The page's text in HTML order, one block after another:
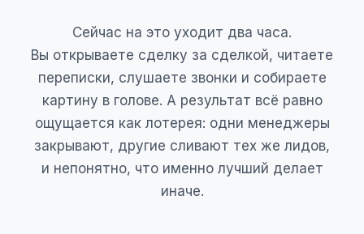
Сейчас на это уходит два часа.
Вы открываете сделку за сделкой, читаете
переписки, слушаете звонки и собираете
картину в голове. А результат всё равно
ощущается как лотерея: одни менеджеры
закрывают, другие сливают тех же лидов,
и непонятно, что именно лучший делает
иначе.